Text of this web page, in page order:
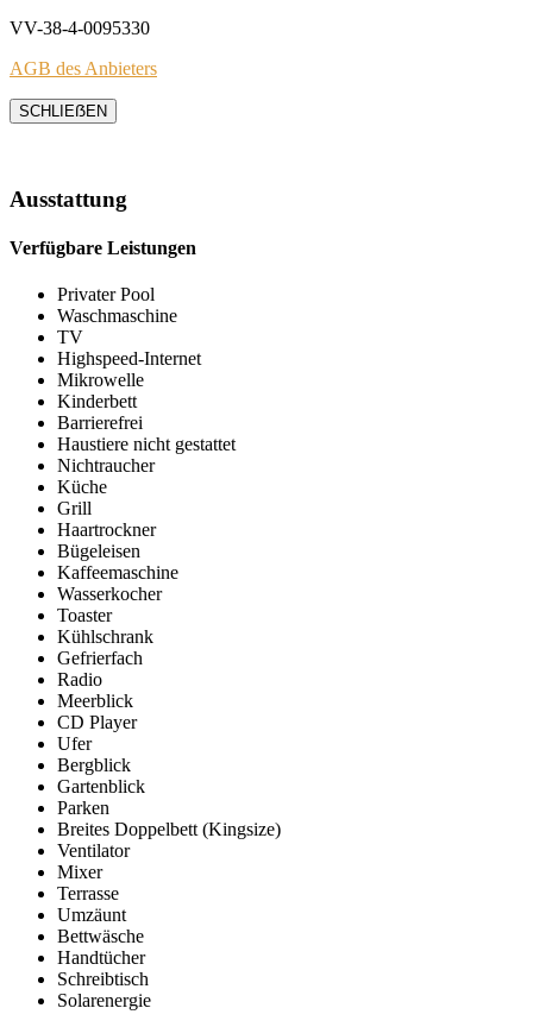
VV-38-4-0095330
AGB des Anbieters
SCHLIEẞEN
Ausstattung
Verfügbare Leistungen
Privater Pool
Waschmaschine
TV
Highspeed-Internet
Mikrowelle
Kinderbett
Barrierefrei
Haustiere nicht gestattet
Nichtraucher
Küche
Grill
Haartrockner
Bügeleisen
Kaffeemaschine
Wasserkocher
Toaster
Kühlschrank
Gefrierfach
Radio
Meerblick
CD Player
Ufer
Bergblick
Gartenblick
Parken
Breites Doppelbett (Kingsize)
Ventilator
Mixer
Terrasse
Umzäunt
Bettwäsche
Handtücher
Schreibtisch
Solarenergie